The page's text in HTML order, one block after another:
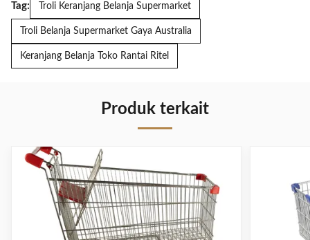
Tag: Troli Keranjang Belanja Supermarket
Troli Belanja Supermarket Gaya Australia
Keranjang Belanja Toko Rantai Ritel
Produk terkait